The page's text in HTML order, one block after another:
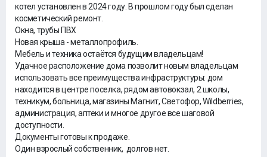
котел установлен в 2024 году. В прошлом году был сделан
косметический ремонт.
Окна, трубы ПВХ
Новая крыша - металлопрофиль.
Мебель и техника остаётся будущим владельцам!
Удачное расположение дома позволит новым владельцам
использовать все преимущества инфраструктуры: дом
находится в центре поселка, рядом автовокзал, 2 школы,
техникум, больница, магазины Магнит, Светофор, Wildberries,
администрация, аптеки и многое другое все шаговой
доступности.
Документы готовы к продаже.
Один взрослый собственник, долгов нет.